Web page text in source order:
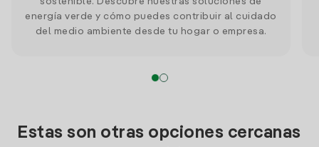
energía verde y cómo puedes contribuir al cuidado
del medio ambiente desde tu hogar o empresa.
Estas son otras opciones cercanas